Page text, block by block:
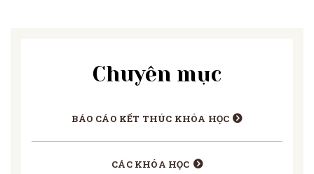
Chuyên mục
BÁO CÁO KẾT THÚC KHÓA HỌC
CÁC KHÓA HỌC